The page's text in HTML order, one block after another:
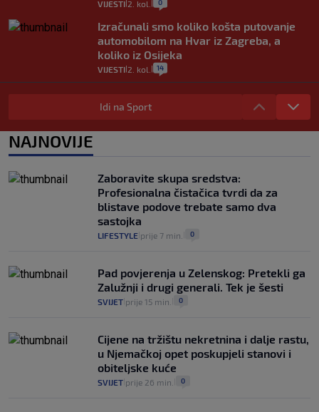
VIJESTI 2. kol. 0
Izračunali smo koliko košta putovanje
automobilom na Hvar iz Zagreba, a
koliko iz Osijeka
VIJESTI 2. kol. 14
"Kći je otišla na more, a zaboravila
zdravstvenu iskaznicu". Kakva su prava
pacijenata izvan mjesta prebivališta?
1
Plenković na 15 dana ukine mjere: "Ne bi
se dogodilo ništa. Vlada se zaljubila u te
intervencije"
30. srp. 25
Idi na Sport
NAJNOVIJE
Zaboravite skupa sredstva:
Profesionalna čistačica tvrdi da za
blistave podove trebate samo dva
sastojka
LIFESTYLE prije 7 min. 0
Pad povjerenja u Zelenskog: Pretekli ga
Zalužnji i drugi generali. Tek je šesti
SVIJET prije 15 min. 0
Cijene na tržištu nekretnina i dalje rastu,
u Njemačkoj opet poskupjeli stanovi i
obiteljske kuće
SVIJET prije 26 min. 0